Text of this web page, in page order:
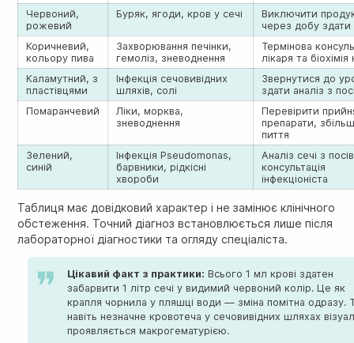
Червоний,
рожевий
Буряк, ягоди, кров у сечі
Виключити
через добу здати
Коричневий,
кольору пива
Захворювання печінки,
гемоліз, зневоднення
Термінова
лікаря та біохімія
Каламутний, з
пластівцями
Інфекція сечовивідних
шляхів, солі
Звернутися до
здати аналіз з
Помаранчевий
Ліки, морква,
зневоднення
Перевірити
препарати,
пиття
Зелений,
синій
Інфекція Pseudomonas,
барвники, рідкісні
хвороби
Аналіз сечі з
консультація
інфекціоніста
Таблиця має довідковий характер і не замінює клінічного
обстеження. Точний діагноз встановлюється лише після
лабораторної діагностики та огляду спеціаліста.
Цікавий факт з практики: Всього 1 мл крові здатен
забарвити 1 літр сечі у видимий червоний колір. Це як
крапля чорнила у пляшці води — зміна помітна одразу.
навіть незначне кровотеча у сечовивідних шляхах
проявляється макрогематурією.